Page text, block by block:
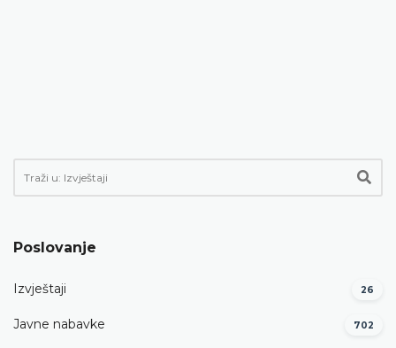
Poslovanje
Izvještaji 26
Javne nabavke 702